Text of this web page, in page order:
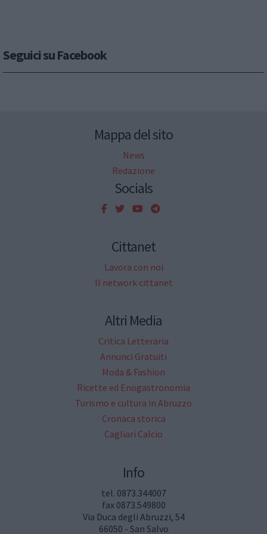
Seguici su Facebook
Mappa del sito
News
Redazione
Socials
Cittanet
Lavora con noi
Il network cittanet
Altri Media
Critica Letteraria
Annunci Gratuiti
Moda & Fashion
Ricette ed Enogastronomia
Turismo e cultura in Abruzzo
Cronaca storica
Cagliari Calcio
Info
tel. 0873.344007
fax 0873.549800
Via Duca degli Abruzzi, 54
66050 - San Salvo